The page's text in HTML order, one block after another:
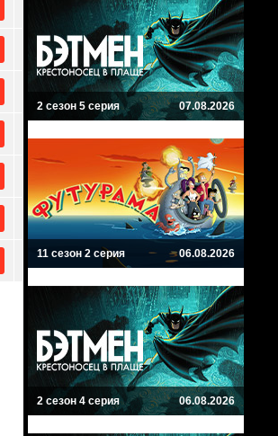
2 сезон 5 серия 07.08.2026
11 сезон 2 серия 06.08.2026
2 сезон 4 серия 06.08.2026